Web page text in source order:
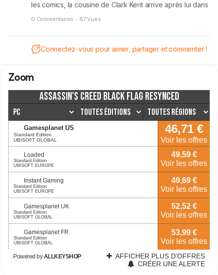
les comics, la cousine de Clark Kent arrive après lui dans
verdict.
0 Commentaires · 87 Vues
Connectez-vous pour aimer, partager et commenter !
Zoom